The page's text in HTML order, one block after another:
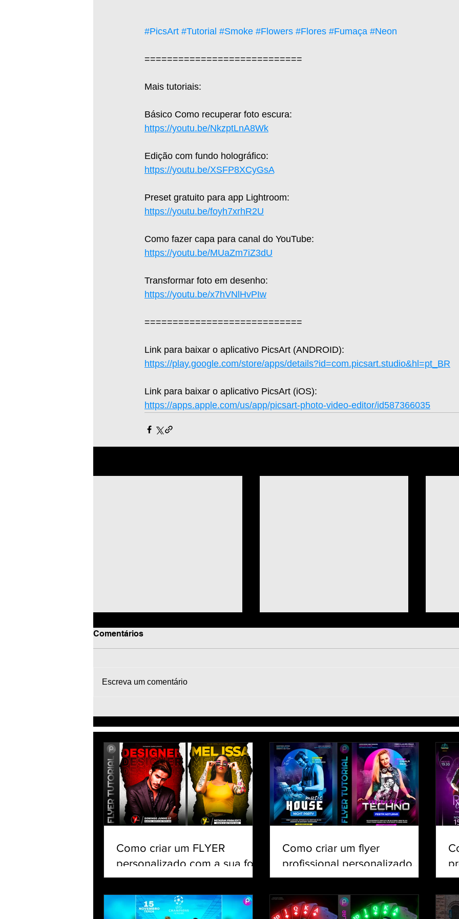
#PicsArt #Tutorial #Smoke #Flowers #Flores #Fumaça #Neon
============================
Mais tutoriais:
Básico Como recuperar foto escura:
https://youtu.be/NkzptLnA8Wk
Edição com fundo holográfico:
https://youtu.be/XSFP8XCyGsA
Preset gratuito para app Lightroom:
https://youtu.be/foyh7xrhR2U
Como fazer capa para canal do YouTube:
https://youtu.be/MUaZm7iZ3dU
Transformar foto em desenho:
https://youtu.be/x7hVNlHvPIw
============================
Link para baixar o aplicativo PicsArt (ANDROID):
https://play.google.com/store/apps/details?id=com.picsart.studio&hl=pt_BR
Link para baixar o aplicativo PicsArt (iOS):
https://apps.apple.com/us/app/picsart-photo-video-editor/id587366035
COMO FAZER FLYER PELO
CELULAR - FLYER PARA
PARTIDA DE FUTEBOL -
CHAMADA DE JOGO - APP
GRATUITO
PicsArt Tutorial - Como
fazer FLYER com jogador
de futebol | Banner PSG
Neymar Messi Vinicius Jr
CR7
no
Comentários
Escreva um comentário
Como criar um FLYER
personalizado com a sua foto
no celular | Tutorial PicsArt
app gratuito
Como criar um flyer
profissional personalizado
para eventos e shows pelo
celular | Tutorial PicsArt